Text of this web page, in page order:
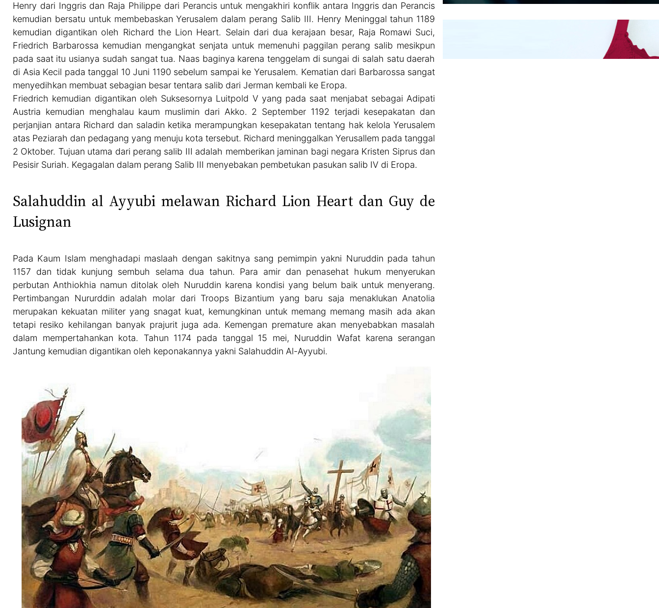
Henry dari Inggris dan Raja Philippe dari Perancis untuk mengakhiri konflik antara Inggris dan Perancis
kemudian bersatu untuk membebaskan Yerusalem dalam perang Salib III. Henry Meninggal tahun 1189
kemudian digantikan oleh Richard the Lion Heart. Selain dari dua kerajaan besar, Raja Romawi Suci,
Friedrich Barbarossa kemudian mengangkat senjata untuk memenuhi paggilan perang salib mesikpun
pada saat itu usianya sudah sangat tua. Naas baginya karena tenggelam di sungai di salah satu daerah
di Asia Kecil pada tanggal 10 Juni 1190 sebelum sampai ke Yerusalem. Kematian dari Barbarossa sangat
menyedihkan membuat sebagian besar tentara salib dari Jerman kembali ke Eropa.
Friedrich kemudian digantikan oleh Suksesornya Luitpold V yang pada saat menjabat sebagai Adipati
Austria kemudian menghalau kaum muslimin dari Akko. 2 September 1192 terjadi kesepakatan dan
perjanjian antara Richard dan saladin ketika merampungkan kesepakatan tentang hak kelola Yerusalem
atas Peziarah dan pedagang yang menuju kota tersebut. Richard meninggalkan Yerusallem pada tanggal
2 Oktober. Tujuan utama dari perang salib III adalah memberikan jaminan bagi negara Kristen Siprus dan
Pesisir Suriah. Kegagalan dalam perang Salib III menyebakan pembetukan pasukan salib IV di Eropa.
Salahuddin al Ayyubi melawan Richard Lion Heart dan Guy de
Lusignan
Pada Kaum Islam menghadapi maslaah dengan sakitnya sang pemimpin yakni Nuruddin pada tahun
1157 dan tidak kunjung sembuh selama dua tahun. Para amir dan penasehat hukum menyerukan
perbutan Anthiokhia namun ditolak oleh Nuruddin karena kondisi yang belum baik untuk menyerang.
Pertimbangan Nururddin adalah molar dari Troops Bizantium yang baru saja menaklukan Anatolia
merupakan kekuatan militer yang snagat kuat, kemungkinan untuk memang memang masih ada akan
tetapi resiko kehilangan banyak prajurit juga ada. Kemengan premature akan menyebabkan masalah
dalam mempertahankan kota. Tahun 1174 pada tanggal 15 mei, Nuruddin Wafat karena serangan
Jantung kemudian digantikan oleh keponakannya yakni Salahuddin Al-Ayyubi.
Mengintip Kepribadian
Wanita Dari Warna Bra